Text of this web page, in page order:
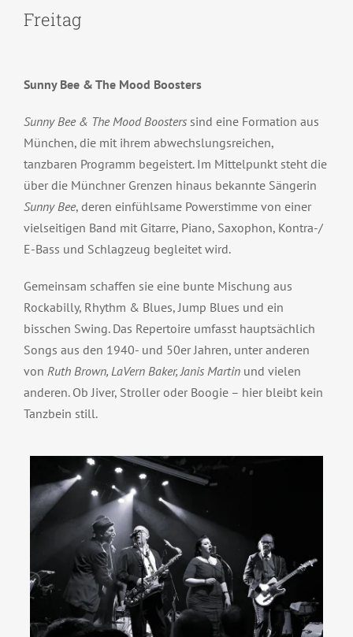
Freitag
Sunny Bee & The Mood Boosters
Sunny Bee & The Mood Boosterssind eine Formation aus
München, die mit ihrem abwechslungsreichen,
tanzbaren Programm begeistert. Im Mittelpunkt steht die
über die Münchner Grenzen hinaus bekannte Sängerin
Sunny Bee, deren einfühlsame Powerstimme von einer
vielseitigen Band mit Gitarre, Piano, Saxophon, Kontra-/
E-Bass und Schlagzeug begleitet wird.
Gemeinsam schaffen sie eine bunte Mischung aus
Rockabilly, Rhythm & Blues, Jump Blues und ein
bisschen Swing. Das Repertoire umfasst hauptsächlich
Songs aus den 1940- und 50er Jahren, unter anderen
von Ruth Brown, LaVern Baker, Janis Martinund vielen
anderen. Ob Jiver, Stroller oder Boogie – hier bleibt kein
Tanzbein still.